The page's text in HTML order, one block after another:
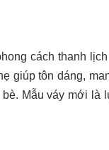
cách thanh
giúp tôn dáng,
Mẫu váy mới